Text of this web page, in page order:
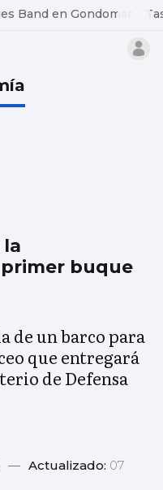
Band en Gondomar
la
buque
de un barco para
que entregará
de Defensa
— Actualizado: 07